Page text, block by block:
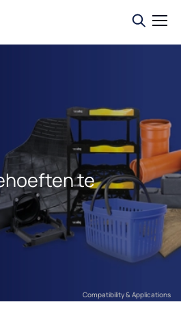
Compatibility & Applications
te